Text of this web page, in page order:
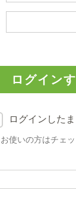
ログインした
使いの方はチェ